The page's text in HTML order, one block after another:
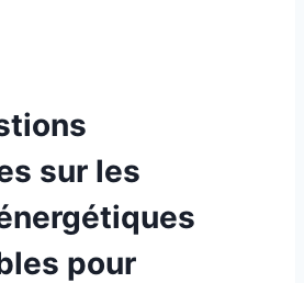
sur les
pour